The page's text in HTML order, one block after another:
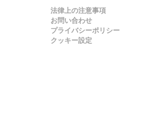
法律上の注意事項
お問い合わせ
プライバシーポリシー
クッキー設定